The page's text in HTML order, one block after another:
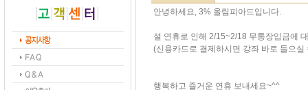
안녕하세요, 3% 올림피아드입니다.
설 연휴로 인해 2/15~2/18 무통장입금에
(신용카드로 결제하시면 강좌 바로 들으실
행복하고 즐거운 연휴 보내세요~^^